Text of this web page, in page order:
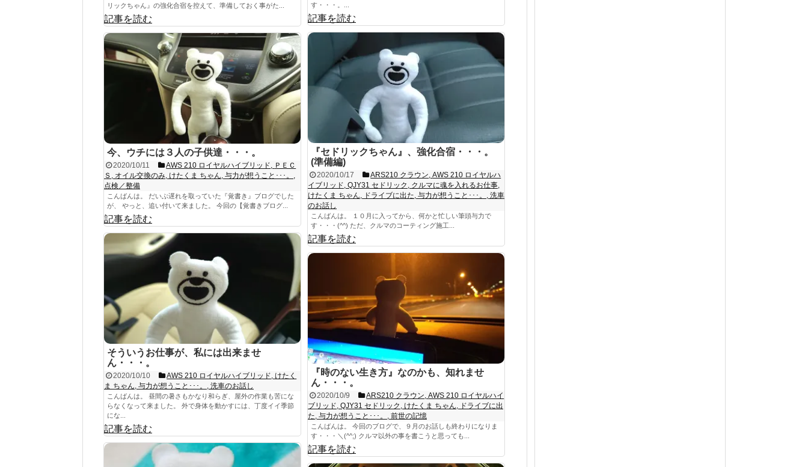
す・・・。...
記事を読む
リックちゃん』の強化合宿を控えて、準備しておく事がた...
記事を読む
『セドリックちゃん』、強化合宿・・・。
(準備編)
2020/10/17 ARS210 クラウン ,AWS 210 ロイヤルハ
イブリッド QJY31 セドリック クルマに魂を入れるお仕事
けたくま ちゃん
ドライブに出た 与力が想うこと･･･。
洗車
のお話し
こんばんは。 １０月に入ってから、何かと忙しい筆頭与力で
す・・・(^^) ただ、クルマのコーティング施工...
記事を読む
今、ウチには３人の子供達・・・。
2020/10/11 AWS 210 ロイヤルハイブリッド
ＰＥＣ
Ｓ
オイル交換のみ けたくま ちゃん 与力が想うこと･･･。
点検／整備
こんばんは。 だいぶ遅れを取っていた『覚書き』ブログでした
が、 やっと、追い付いて来ました。 今回の【覚書きブログ...
記事を読む
そういうお仕事が、私には出来ませ
ん・・・。
2020/10/10 AWS 210 ロイヤルハイブリッド けたく
ま ちゃん 与力が想うこと･･･。 洗車のお話し
こんばんは。 昼間の暑さもかなり和らぎ、屋外の作業も苦にな
らなくなって来ました。 外で身体を動かすには、丁度イイ季節
にな...
記事を読む
『時のない生き方』なのかも、知れませ
ん・・・。
2020/10/9 ARS210 クラウン ,AWS 210 ロイヤルハイ
ブリッド QJY31 セドリック けたくま ちゃん
ドライブに出
た 与力が想うこと･･･。 前世の記憶
こんばんは。 今回のブログで、９月のお話しも終わりになりま
す・・・＼(^^;) クルマ以外の事を書こうと思っても...
記事を読む